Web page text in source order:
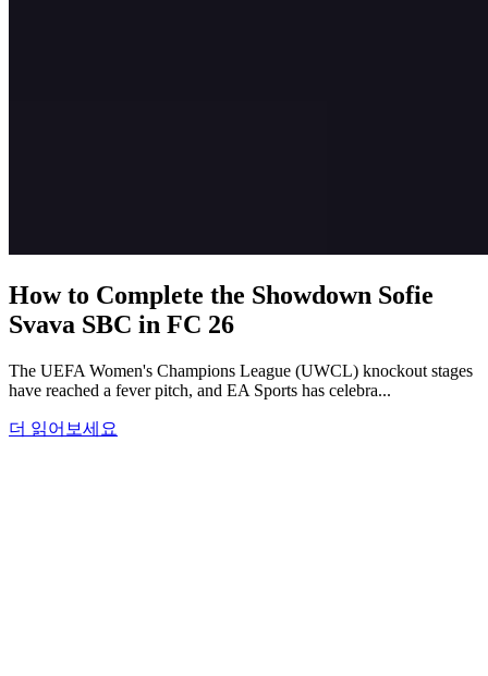
How to Complete the Showdown Sofie
Svava SBC in FC 26
The UEFA Women's Champions League (UWCL) knockout stages
have reached a fever pitch, and EA Sports has celebra...
더 읽어보세요